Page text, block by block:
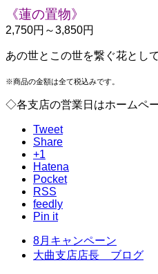
《蓮の置物》
2,750円～3,850円
あの世とこの世を繋ぐ花とし
※商品の金額は全て税込みです。
◇各支店の営業日はホームペ
Tweet
Share
+1
Hatena
Pocket
RSS
feedly
Pin it
8月キャンペーン
大曲支店店長 ブログ